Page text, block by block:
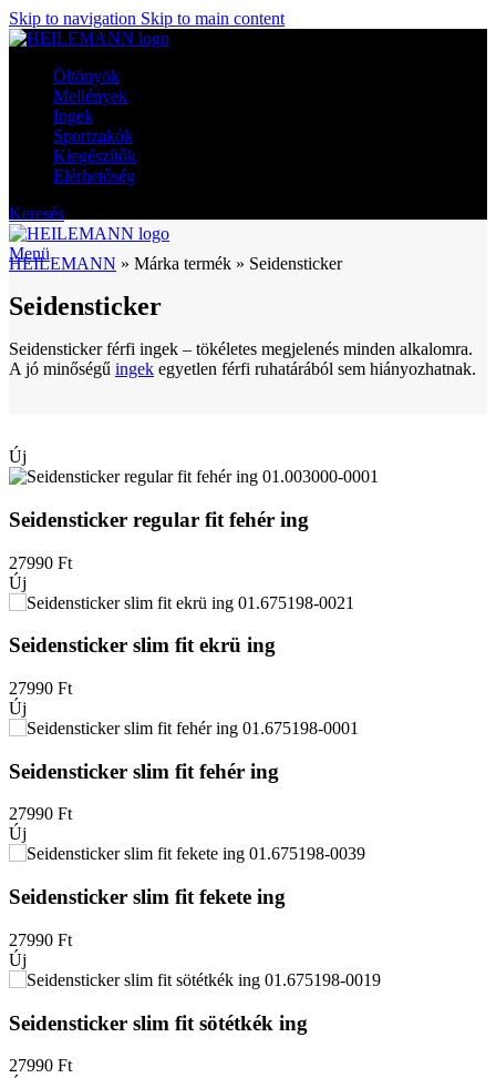
Skip to navigation Skip to main content
Öltönyök
Mellények
Ingek
Sportzakók
Kiegészítők
Elérhetőség
Keresés
Menü
HEILEMANN » Márka termék » Seidensticker
Seidensticker
Seidensticker férfi ingek – tökéletes megjelenés minden alkalomra.
A jó minőségű ingek egyetlen férfi ruhatárából sem hiányozhatnak.
Új
Seidensticker regular fit fehér ing
27990 Ft
Új
Seidensticker slim fit ekrü ing
27990 Ft
Új
Seidensticker slim fit fehér ing
27990 Ft
Új
Seidensticker slim fit fekete ing
27990 Ft
Új
Seidensticker slim fit sötétkék ing
27990 Ft